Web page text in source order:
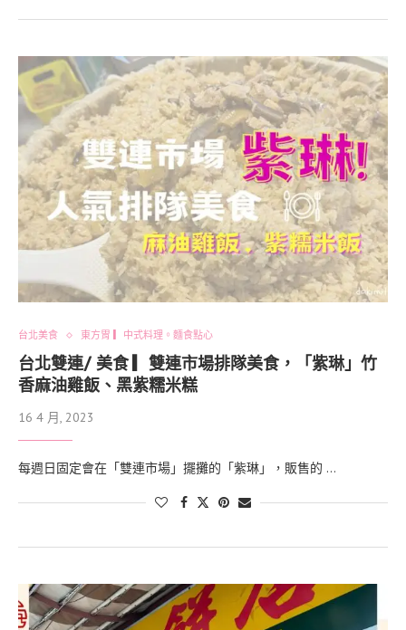
台北美食 東方胃 ▎中式料理。麵食點心
台北雙連/ 美食 ▎雙連市場排隊美食，「紫琳」竹
香麻油雞飯、黑紫糯米糕
16 4 月, 2023
每週日固定會在「雙連市場」擺攤的「紫琳」，販售的 …